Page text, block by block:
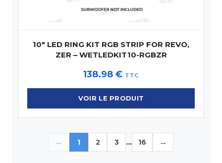
10″ LED RING KIT RGB STRIP FOR REVO,
ZER – WETLEDKIT10-RGBZR
138.98€ TTC
VOIR LE PRODUIT
← 1 2 3 ... 16 →